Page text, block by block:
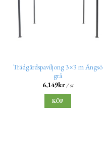
Trädgårdspaviljong 3×3 m Ängsö
grå
6,149kr/ st
KÖP